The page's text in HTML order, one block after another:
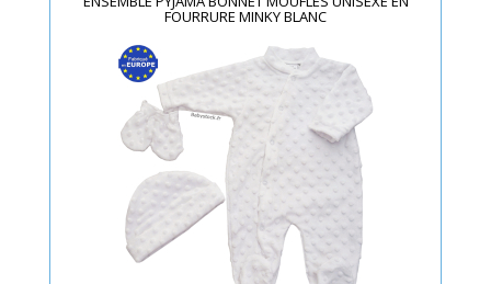
FOURRURE MINKY BLANC